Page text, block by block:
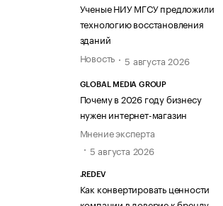
Ученые НИУ МГСУ предложили
технологию восстановления
зданий
Новость
5 августа 2026
GLOBAL MEDIA GROUP
Почему в 2026 году бизнесу
нужен интернет-магазин
Мнение эксперта
5 августа 2026
.REDEV
Как конвертировать ценности